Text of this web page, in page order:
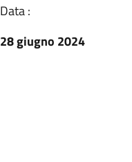
Data :
28 giugno 2024